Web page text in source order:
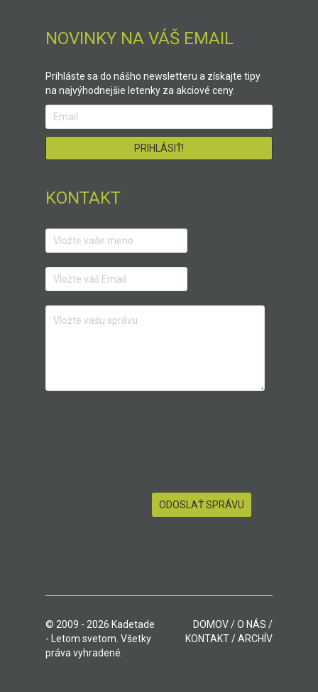
NOVINKY NA VÁŠ EMAIL
Prihláste sa do nášho newsletteru a získajte tipy
na najvýhodnejšie letenky za akciové ceny.
KONTAKT
© 2009 - 2026 Kadetade
- Letom svetom. Všetky
práva vyhradené.
DOMOV/O NÁS /
KONTAKT/ARCHÍV